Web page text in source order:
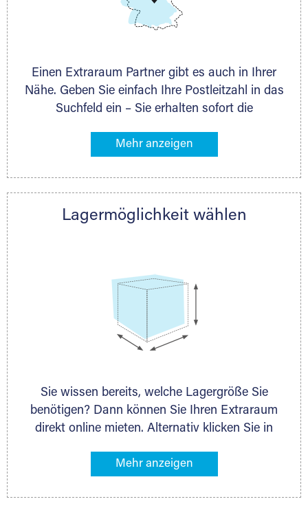
Einen Extraraum Partner gibt es auch in Ihrer
Nähe. Geben Sie einfach Ihre Postleitzahl in das
Suchfeld ein – Sie erhalten sofort die
Lagermöglichkeiten in Ihrer Nähe. An zahlreichen
direkt online mieten. Gibt es Extraraum noch
nächstgelegenen Partner und besprechen alles
Lagermöglichkeit wählen
Sie wissen bereits, welche Lagergröße Sie
benötigen? Dann können Sie Ihren Extraraum
direkt online mieten. Alternativ klicken Sie in
Gegenstände an, die Sie einlagern möchten –
ermittelt. Natürlich steht Ihnen Ihr Extraraum